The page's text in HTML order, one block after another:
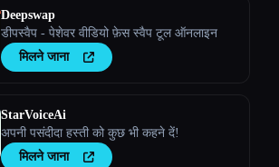
Deepswap
डीपस्वैप - पेशेवर वीडियो फ़ेस स्वैप टूल ऑनलाइन
मिलने जाना
StarVoiceAi
अपनी पसंदीदा हस्ती को कुछ भी कहने दें!
मिलने जाना